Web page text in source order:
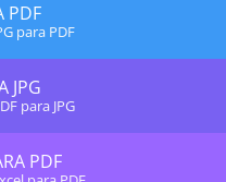
PDF
para PDF
JPG
para JPG
PDF